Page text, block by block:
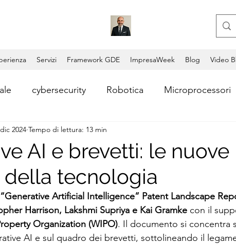
Servizi Framework GDE ImpresaWeek Blog Video
cybersecurity Robotica Microprocessori
Consulente aziendale
Video AI Lead Generation
Computing Blockchain Permissionless
AI e brevetti: le nuove
tecnologia
2024 Tempo di lettura: 13 min
“Generative Artificial Intelligence” Patent Landscape
Harrison, Lakshmi Supriya e Kai Gramke con il
Organization (WIPO). Il documento si concentra
AI e sul quadro dei brevetti, sottolineando il